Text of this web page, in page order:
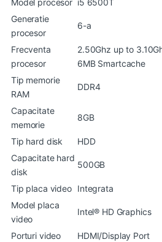
Model procesor i5 6500T
Generatie
procesor
6-a
Frecventa
procesor
2.50Ghz up to
6MB Smartcache
Tip memorie
RAM
DDR4
Capacitate
memorie
8GB
Tip hard disk
HDD
Capacitate hard
disk
500GB
Tip placa video Integrata
Model placa
video
Intel® HD Graphics
Porturi video
HDMI/Display Port